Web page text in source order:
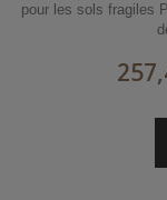
pour les sols fragiles